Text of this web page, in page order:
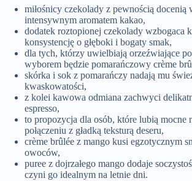
miłośnicy czekolady z pewnością docenią
intensywnym aromatem kakao,
dodatek roztopionej czekolady wzbogaca
konsystencję o głęboki i bogaty smak,
dla tych, którzy uwielbiają orzeźwiające
wyborem będzie pomarańczowy crème
skórka i sok z pomarańczy nadają mu
kwaskowatości,
z kolei kawowa odmiana zachwyci
espresso,
to propozycja dla osób, które lubią mocne
połączeniu z gładką teksturą deseru,
crème brûlée z mango kusi egzotycznym
owoców,
puree z dojrzałego mango dodaje
czyni go idealnym na letnie dni.